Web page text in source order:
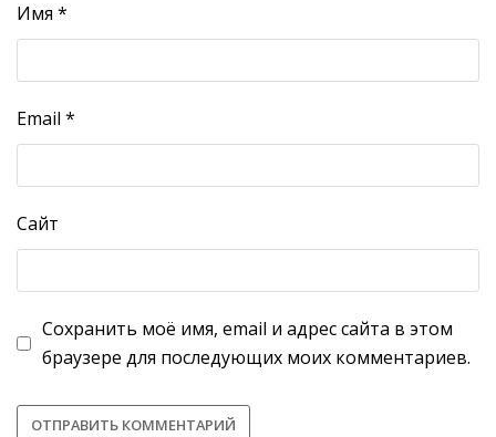
Имя *
Email *
Сайт
Сохранить моё имя, email и адрес сайта в этом
браузере для последующих моих комментариев.